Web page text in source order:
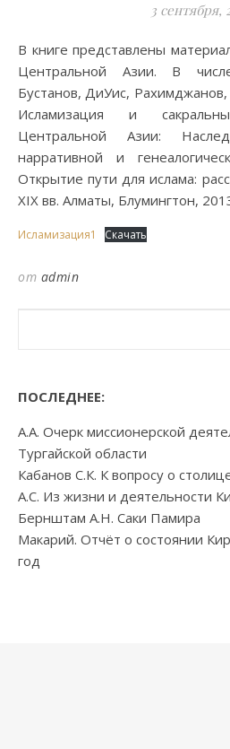
3 сентября,
В книге представлены материалы по истории ислама в
Центральной Азии. В
Бустанов, ДиУис,
Исламизация и
Центральной Азии:
нарративной и
Открытие пути для ислама:
XIX вв. Алматы, Блумингтон,
Исламизация1 Скачать
от admin
ПОСЛЕДНЕЕ:
А.А. Очерк миссионерской
Тургайской области
Кабанов С.К. К вопросу о
А.С. Из жизни и деятельности
Бернштам А.Н. Саки Памира
Макарий. Отчёт о состоянии
год